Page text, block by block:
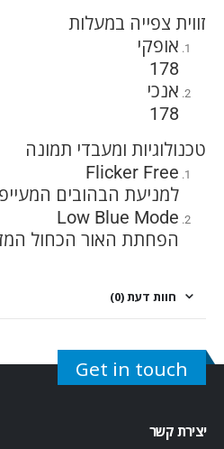
זווית צפייה במעלות
אופקי
178
אנכי
178
טכנולוגיות ומעבדי תמונה
Flicker Free
למניעת הבהובים
Low Blue Mode
הפחתת האור הכחול
חוות דעת (0)
Get in touch
יצירת קשר